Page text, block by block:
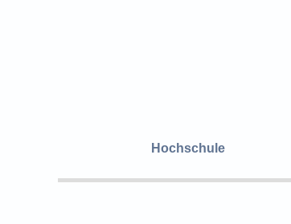
Hochschule